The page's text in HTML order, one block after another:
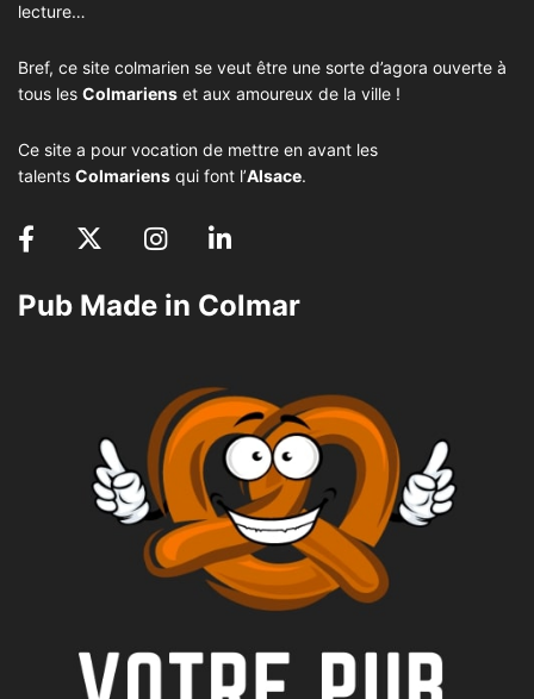
lecture…
Bref, ce site colmarien se veut être une sorte d’agora ouverte à
tous les Colmariens et aux amoureux de la ville !
Ce site a pour vocation de mettre en avant les
talents Colmariens qui font l’Alsace.
Pub Made in Colmar